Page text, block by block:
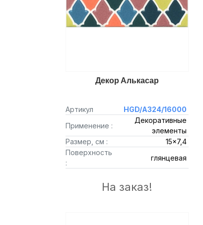
Декор Алькасар
Артикул
HGD/A324/16000
Применение :
Декоративные
элементы
Размер, см :
15x7,4
Поверхность
:
глянцевая
На заказ!